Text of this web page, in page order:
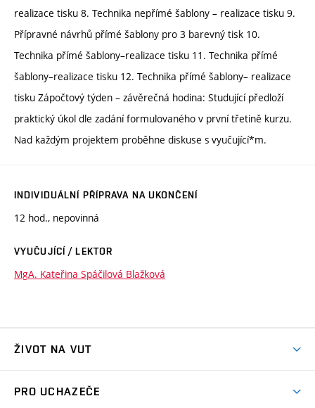
realizace tisku 8. Technika nepřímé šablony – realizace tisku 9.
Přípravné návrhů přímé šablony pro 3 barevný tisk 10.
Technika přímé šablony–realizace tisku 11. Technika přímé
šablony–realizace tisku 12. Technika přímé šablony– realizace
tisku Zápočtový týden – závěrečná hodina: Studující předloží
praktický úkol dle zadání formulovaného v první třetině kurzu.
Nad každým projektem proběhne diskuse s vyučující*m.
INDIVIDUÁLNÍ PŘÍPRAVA NA UKONČENÍ
12 hod., nepovinná
VYUČUJÍCÍ / LEKTOR
MgA. Kateřina Spáčilová Blažková
ŽIVOT NA VUT
PRO UCHAZEČE